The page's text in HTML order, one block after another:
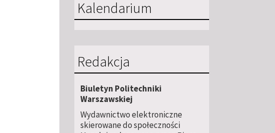
Kalendarium
Redakcja
Biuletyn Politechniki
Warszawskiej
Wydawnictwo elektroniczne
skierowane do społeczności